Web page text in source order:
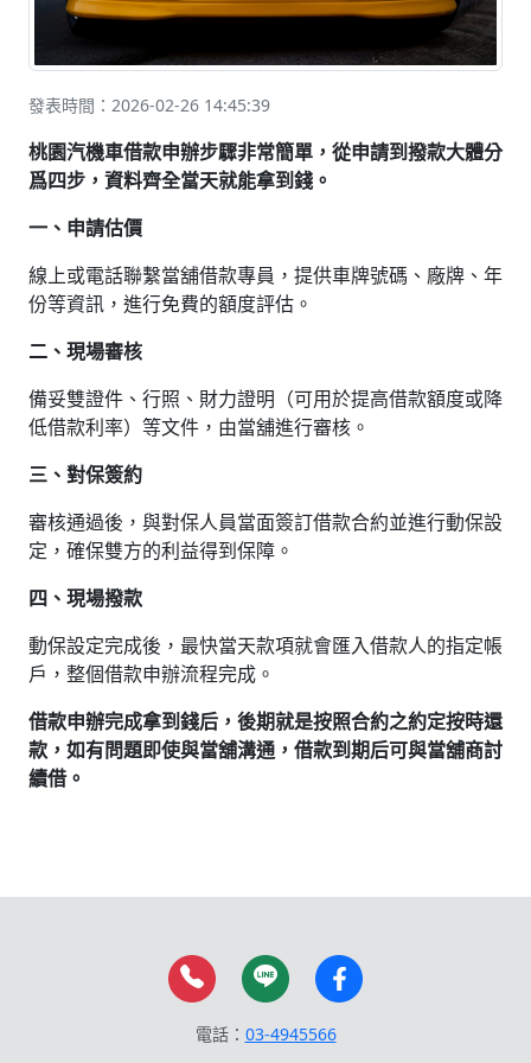
發表時間：2026-02-26 14:45:39
桃園汽機車借款申辦步驟非常簡單，從申請到撥款大體分
爲四步，資料齊全當天就能拿到錢。
一、申請估價
線上或電話聯繫當舖借款專員，提供車牌號碼、廠牌、年
份等資訊，進行免費的額度評估。
二、現場審核
備妥雙證件、行照、財力證明（可用於提高借款額度或降
低借款利率）等文件，由當舖進行審核。
三、對保簽約
審核通過後，與對保人員當面簽訂借款合約並進行動保設
定，確保雙方的利益得到保障。
四、現場撥款
動保設定完成後，最快當天款項就會匯入借款人的指定帳
戶，整個借款申辦流程完成。
借款申辦完成拿到錢后，後期就是按照合約之約定按時還
款，如有問題即使與當舖溝通，借款到期后可與當舖商討
續借。
電話： 03-4945566